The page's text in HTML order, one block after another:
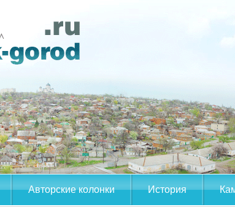
Авторские колонки История